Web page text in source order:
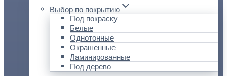
Выбор по покрытию
Под покраску
Белые
Однотонные
Окрашенные
Ламинированные
Под дерево